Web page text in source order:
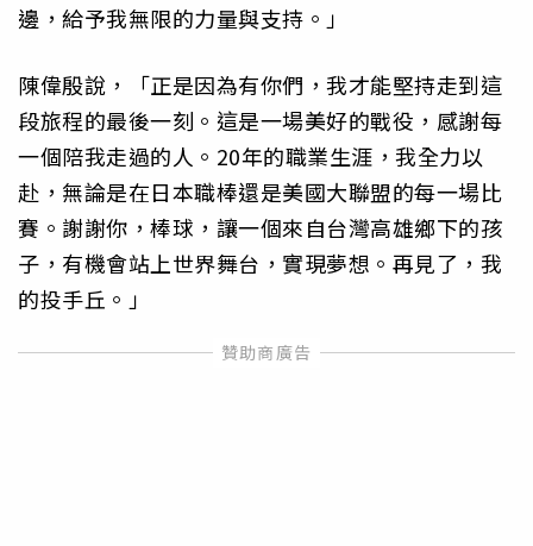
邊，給予我無限的力量與支持。」
陳偉殷說，「正是因為有你們，我才能堅持走到這
段旅程的最後一刻。這是一場美好的戰役，感謝每
一個陪我走過的人。20年的職業生涯，我全力以
赴，無論是在日本職棒還是美國大聯盟的每一場比
賽。謝謝你，棒球，讓一個來自台灣高雄鄉下的孩
子，有機會站上世界舞台，實現夢想。再見了，我
的投手丘。」